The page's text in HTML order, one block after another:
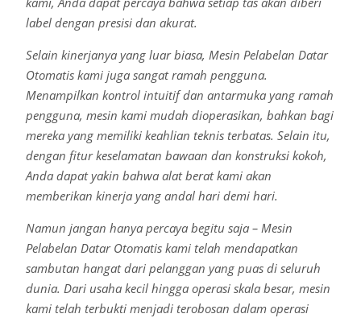
label dengan presisi dan akurat.
Selain kinerjanya yang luar biasa, Mesin Pelabelan Datar
Otomatis kami juga sangat ramah pengguna.
Menampilkan kontrol intuitif dan antarmuka yang ramah
pengguna, mesin kami mudah dioperasikan, bahkan bagi
mereka yang memiliki keahlian teknis terbatas. Selain itu,
dengan fitur keselamatan bawaan dan konstruksi kokoh,
Anda dapat yakin bahwa alat berat kami akan
memberikan kinerja yang andal hari demi hari.
Namun jangan hanya percaya begitu saja – Mesin
Pelabelan Datar Otomatis kami telah mendapatkan
sambutan hangat dari pelanggan yang puas di seluruh
dunia. Dari usaha kecil hingga operasi skala besar, mesin
kami telah terbukti menjadi terobosan dalam operasi